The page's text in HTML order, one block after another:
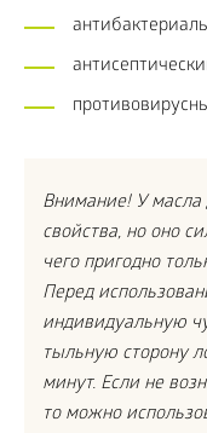
Внимание! У масла
свойства, но оно
чего пригодно
Перед
индивидуальную
тыльную сторону
минут. Если не
то можно